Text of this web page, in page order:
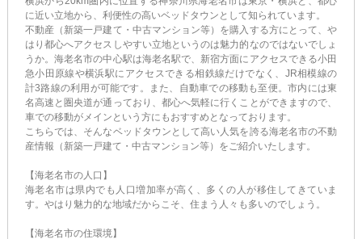
に近い立地から、利便性の高いベッドタウンとして知られています。
不動産（新築一戸建て・中古マンション等）を購入する方にとって、や
はり都心へアクセスしやすい立地というのは魅力的なのではないでしょ
うか。海老名市の中心駅は海老名駅で、新宿方面にアクセスできる小田
急小田原線や横浜駅にアクセスできる相鉄線だけでなく、JR相模線の
計3路線の利用が可能です。また、自動車での移動も至便。市内には東
名高速と圏央道が通っており、都心へ気軽に行くことができますので、
車での移動がメインという方にもおすすめとなっております。
こちらでは、そんなベッドタウンとして高い人気を誇る海老名市の不動
産情報（新築一戸建て・中古マンション等）をご紹介いたします。
【海老名市の人口】
海老名市は県内でも人口増加率が高く、多くの人が移住してきていま
す。やはり魅力的な地域だからこそ、住まう人々も多いのでしょう。
【海老名市の住環境】